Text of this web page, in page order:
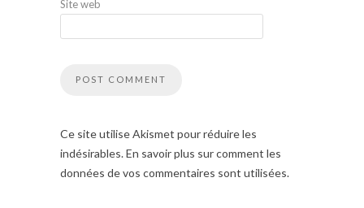
Site web
Ce site utilise Akismet pour réduire les
indésirables. En savoir plus sur comment les
données de vos commentaires sont utilisées.